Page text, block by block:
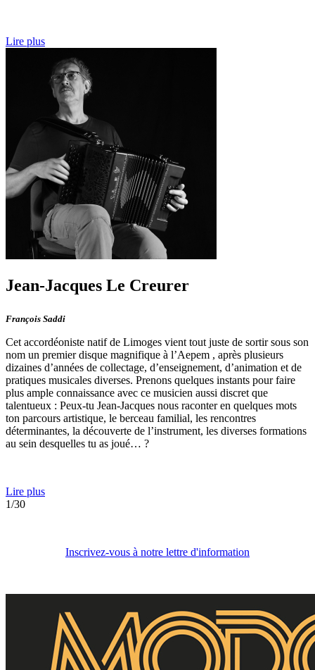
Lire plus
Jean-Jacques Le Creurer
François Saddi
Cet accordéoniste natif de Limoges vient tout juste de sortir sous son
nom un premier disque magnifique à l’Aepem , après plusieurs
dizaines d’années de collectage, d’enseignement, d’animation et de
pratiques musicales diverses. Prenons quelques instants pour faire
plus ample connaissance avec ce musicien aussi discret que
talentueux : Peux-tu Jean-Jacques nous raconter en quelques mots
ton parcours artistique, le berceau familial, les rencontres
déterminantes, la découverte de l’instrument, les diverses formations
au sein desquelles tu as joué… ?
Lire plus
1/30
Inscrivez-vous à notre lettre d'information